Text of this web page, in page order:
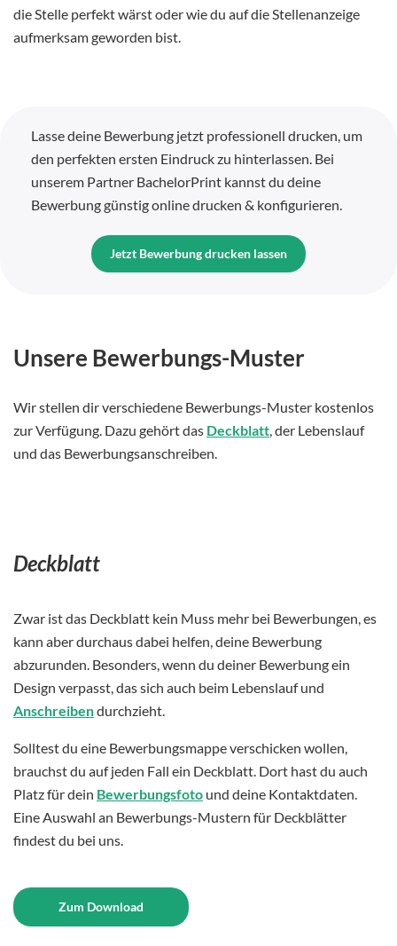
die Stelle perfekt wärst oder wie du auf die Stellenanzeige
aufmerksam geworden bist.
Lasse deine Bewerbung jetzt professionell drucken, um
den perfekten ersten Eindruck zu hinterlassen. Bei
unserem Partner BachelorPrint kannst du deine
Bewerbung günstig online drucken & konfigurieren.
Jetzt Bewerbung drucken lassen
Unsere Bewerbungs-Muster
Wir stellen dir verschiedene Bewerbungs-Muster kostenlos
zur Verfügung. Dazu gehört das Deckblatt, der Lebenslauf
und das Bewerbungsanschreiben.
Deckblatt
Zwar ist das Deckblatt kein Muss mehr bei Bewerbungen, es
kann aber durchaus dabei helfen, deine Bewerbung
abzurunden. Besonders, wenn du deiner Bewerbung ein
Design verpasst, das sich auch beim Lebenslauf und
Anschreibendurchzieht.
Solltest du eine Bewerbungsmappe verschicken wollen,
brauchst du auf jeden Fall ein Deckblatt. Dort hast du auch
Platz für dein Bewerbungsfoto und deine Kontaktdaten.
Eine Auswahl an Bewerbungs-Mustern für Deckblätter
findest du bei uns.
Zum Download